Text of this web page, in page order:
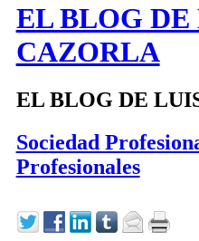
EL BLOG DE
CAZORLA
EL BLOG DE
Sociedad
Profesionales